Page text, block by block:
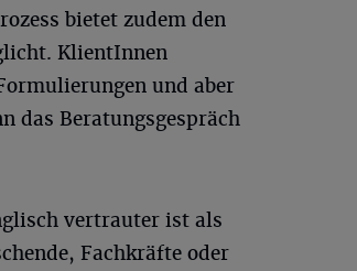
bietet zudem den
KlientInnen
und aber
das Beratungsgespräch
vertrauter ist als
Fachkräfte oder